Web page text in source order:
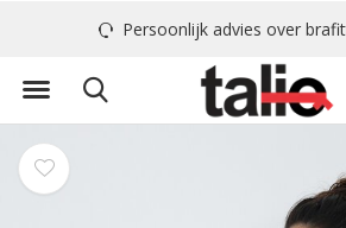
Persoonlijk advies over